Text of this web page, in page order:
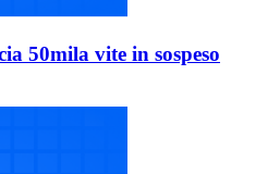
50mila vite in sospeso